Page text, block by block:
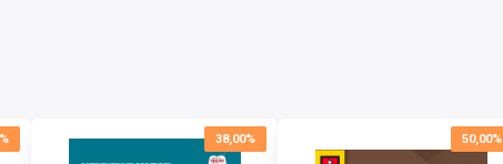
38,00% 50,00%